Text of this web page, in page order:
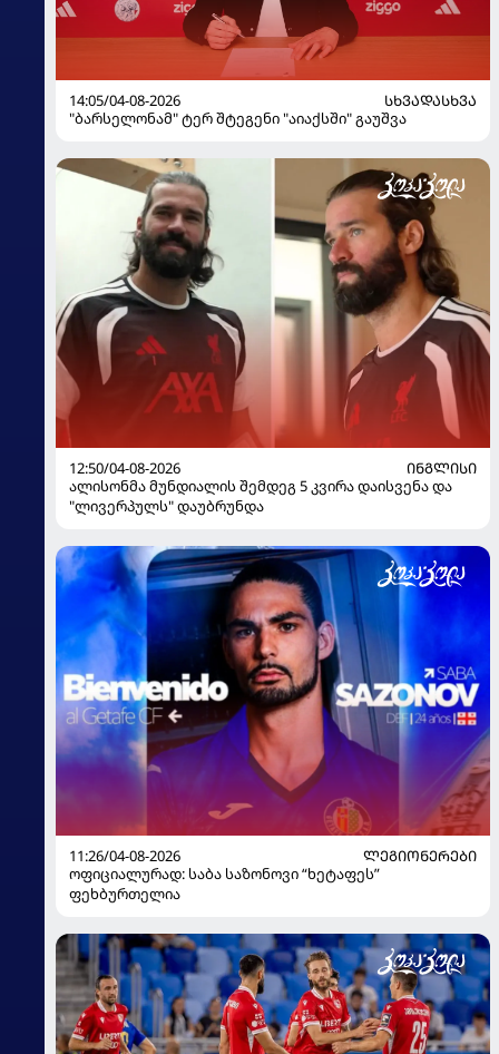
14:05/04-08-2026
ᲡᲮᲕᲐᲓᲐᲡᲮᲕᲐ
"ბარსელონამ" ტერ შტეგენი "აიაქსში" გაუშვა
12:50/04-08-2026
ᲘᲜᲒᲚᲘᲡᲘ
ალისონმა მუნდიალის შემდეგ 5 კვირა დაისვენა და
"ლივერპულს" დაუბრუნდა
11:26/04-08-2026
ᲚᲔᲒᲘᲝᲜᲔᲠᲔᲑᲘ
ოფიციალურად: საბა საზონოვი “ხეტაფეს”
ფეხბურთელია